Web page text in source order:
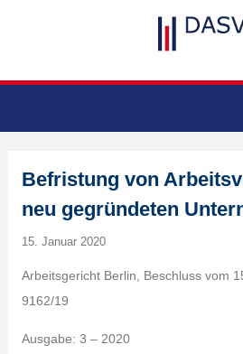
Befristung von
neu gegründeten
15. Januar 2020
Arbeitsgericht Berlin, Beschluss vom
9162/19
Ausgabe: 3 – 2020